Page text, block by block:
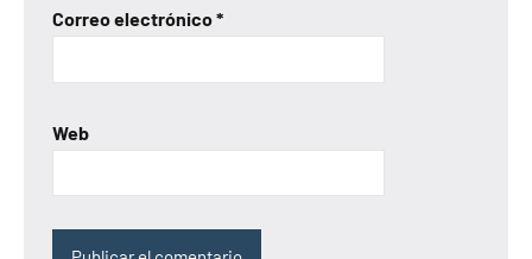
Correo electrónico*
Web